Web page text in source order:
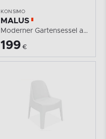
KONSIMO
MALUS
Moderner Gartensessel aus Polypropylen weiß
199 €